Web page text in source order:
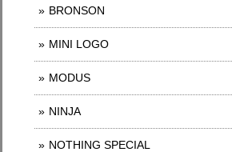
BRONSON
MINI LOGO
MODUS
NINJA
NOTHING SPECIAL